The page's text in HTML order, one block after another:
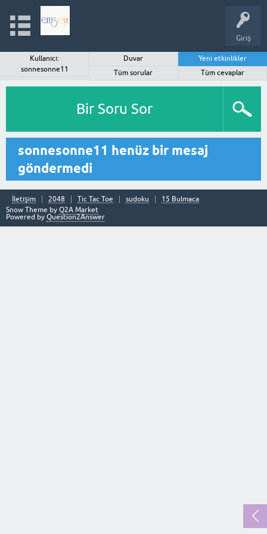
Giriş
Kullanıcı:
sonnesonne11
Duvar
Yeni etkinlikler
Tüm sorular
Tüm cevaplar
Bir Soru Sor
sonnesonne11 henüz bir mesaj
göndermedi
İletişim 2048 Tic Tac Toe sudoku
15 Bulmaca
Snow Theme by Q2A Market
Powered by Question2Answer